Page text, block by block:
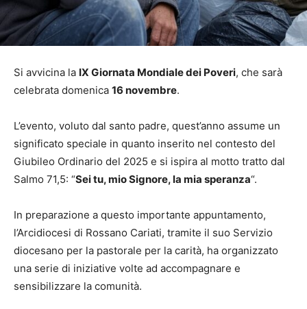
Si avvicina la IX Giornata Mondiale dei Poveri, che sarà
celebrata domenica 16 novembre.
L’evento, voluto dal santo padre, quest’anno assume un
significato speciale in quanto inserito nel contesto del
Giubileo Ordinario del 2025 e si ispira al motto tratto dal
Salmo 71,5: “Sei tu, mio Signore, la mia speranza“.
In preparazione a questo importante appuntamento,
l’Arcidiocesi di Rossano Cariati, tramite il suo Servizio
diocesano per la pastorale per la carità, ha organizzato
una serie di iniziative volte ad accompagnare e
sensibilizzare la comunità.